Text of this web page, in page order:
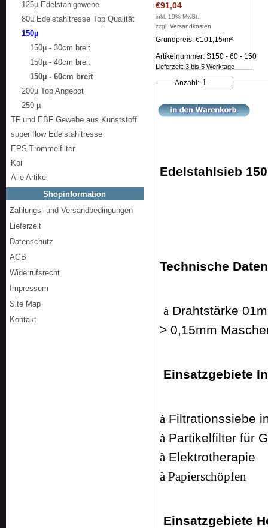
€91,04
inkl. 19% MwSt.
zzgl. Versandkosten
Grundpreis: €101,15/m²
Artikelnummer: S150 - 60 - 150
Lieferzeit: 3 bis 5 Werktage
Anzahl:
Edelstahlsieb
Technische Daten
à Drahtstärke
> 0,15mm
Einsatzgebiete
à Filtrationssiebe
à Partikelfilter für
à Elektrotherapie
à Papierschöpfen
Einsatzgebiete
125µ Edelstahlgewebe
80µ Edelstahltresse Top Qualität
150µ
150µ - 30cm breit
150µ - 40cm breit
150µ - 60cm breit
200µ Top Angebot
250 µ
TF und EBF Gewebe aus Kunststoff
super flow Edelstahltresse
EPS Trommelfilter
Koi
Alle Artikel
Shopinformation
Zahlungs- und Versandbedingungen
Lieferzeit
Datenschutz
AGB
Widerrufsrecht
Impressum
Site Map
Kontakt